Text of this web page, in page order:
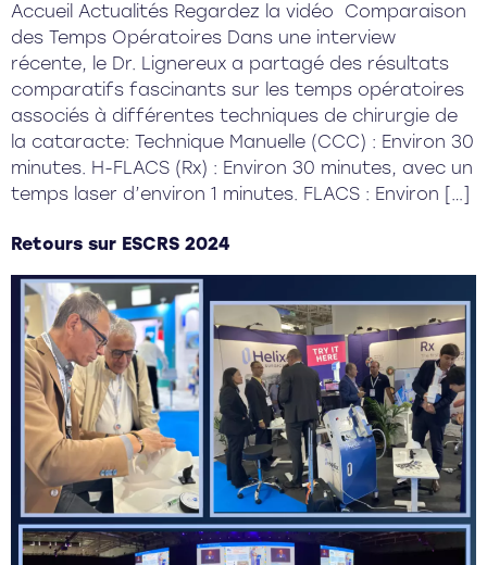
Accueil Actualités Regardez la vidéo Comparaison
des Temps Opératoires Dans une interview
récente, le Dr. Lignereux a partagé des résultats
comparatifs fascinants sur les temps opératoires
associés à différentes techniques de chirurgie de
la cataracte: Technique Manuelle (CCC) : Environ 30
minutes. H-FLACS (Rx) : Environ 30 minutes, avec un
temps laser d’environ 1 minutes. FLACS : Environ […]
Retours sur ESCRS 2024